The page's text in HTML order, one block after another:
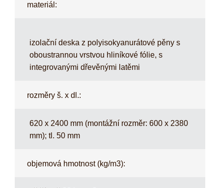
materiál:
izolační deska z polyisokyanurátové pěny s
oboustrannou vrstvou hliníkové fólie, s
integrovanými dřevěnými latěmi
rozměry š. x dl.:
620 x 2400 mm (montážní rozměr: 600 x 2380
mm); tl. 50 mm
objemová hmotnost (kg/m3):